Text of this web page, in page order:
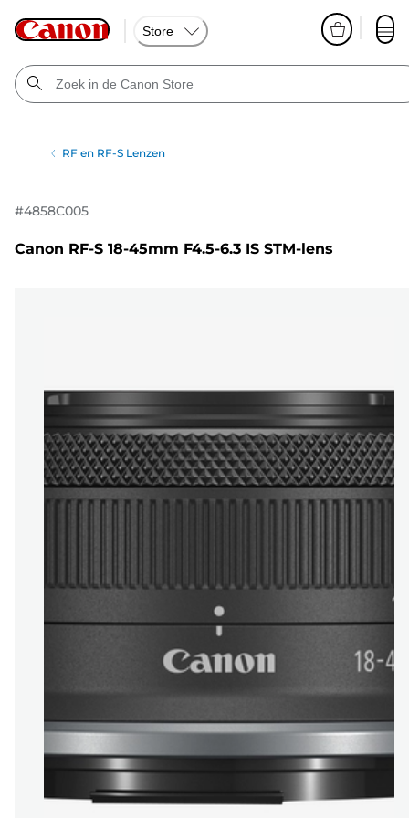
Store
RF en RF-S Lenzen
#4858C005
Canon RF-S 18-45mm F4.5-6.3 IS STM-lens